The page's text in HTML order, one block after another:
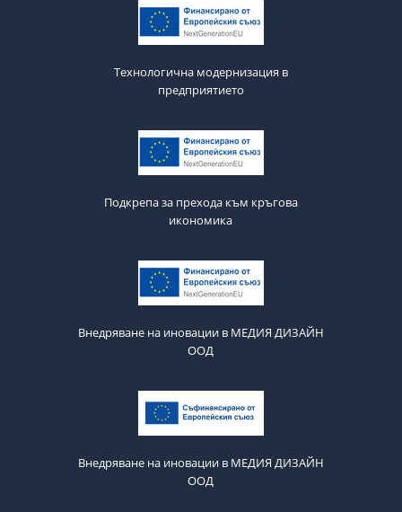
Технологична модернизация в
предприятието
Подкрепа за прехода към кръгова
икономика
Внедряване на иновации в МЕДИЯ ДИЗАЙН
ООД
Внедряване на иновации в МЕДИЯ ДИЗАЙН
ООД